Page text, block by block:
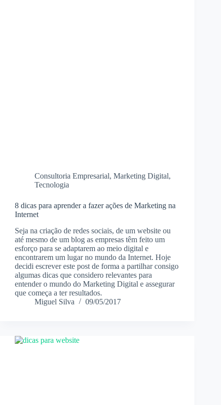
Consultoria Empresarial, Marketing Digital,
Tecnologia
8 dicas para aprender a fazer ações de Marketing na
Internet
Seja na criação de redes sociais, de um website ou
até mesmo de um blog as empresas têm feito um
esforço para se adaptarem ao meio digital e
encontrarem um lugar no mundo da Internet. Hoje
decidi escrever este post de forma a partilhar consigo
algumas dicas que considero relevantes para
entender o mundo do Marketing Digital e assegurar
que começa a ter resultados.
Miguel Silva
09/05/2017